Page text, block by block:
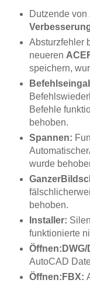
Dutzende von
Absturzfehler
neueren
speichern,
Befehle
behoben.
Spannen:
wurde
behoben.
Installer:
funktionierte
Öffnen:DWG/
AutoCAD
Öffnen:FBX: